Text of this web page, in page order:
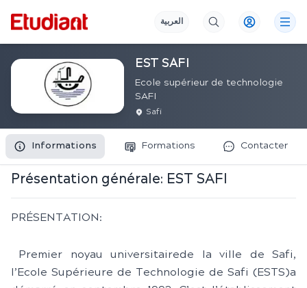
العربية
EST SAFI
Ecole supérieur de technologie
SAFI
Safi
Informations Formations Contacter
Présentation générale: EST SAFI
PRÉSENTATION:
Premier noyau universitairede la ville de Safi,
l’Ecole Supérieure de Technologie de Safi (ESTS)a